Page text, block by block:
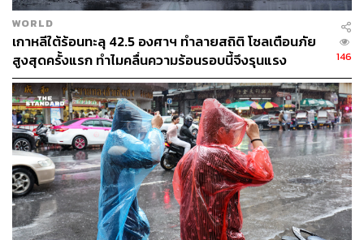
ภาคใต้ (ฝั่งตะวันออก) อากาศร้อนกับมีฝนฟ้าคะนองร้อยละ
20 ของพื้นที่ ส่วนมากบริเวณจังหวัดสุราษฎร์ธานี
นครศรีธรรมราช พัทลุง สงขลา ปัตตานี ยะลา และนราธิวาส
อุณหภูมิต่ำสุด 24-27 องศาเซลเซียส อุณหภูมิสูงสุด 34-38
องศาเซลเซียส ลมตะวันออกเฉียงใต้ความเร็ว 10-30 กม./ชม.
ทะเลมีคลื่นต่ำกว่า 1 เมตร บริเวณที่มีฝนฟ้าคะนองคลื่นสูง
ประมาณ 1 เมตร
ภาคใต้ (ฝั่งตะวันตก) อากาศร้อนกับมีฝนฟ้าคะนองร้อยละ 30
ของพื้นที่ ส่วนมากบริเวณจังหวัดระนอง พังงา ภูเก็ต กระบี่
ตรัง และสตูล อุณหภูมิต่ำสุด 24-26 องศาเซลเซียส อุณหภูมิ
สูงสุด 34-36 องศาเซลเซียส ลมตะวันออกเฉียงใต้ความเร็ว
WORLD
เกาหลีใต้ร้อนทะลุ 42.5 องศาฯ ทำลายสถิติ โซลเตือนภัย
สูงสุดครั้งแรก ทำไมคลื่นความร้อนรอบนี้จึงรุนแรง
146